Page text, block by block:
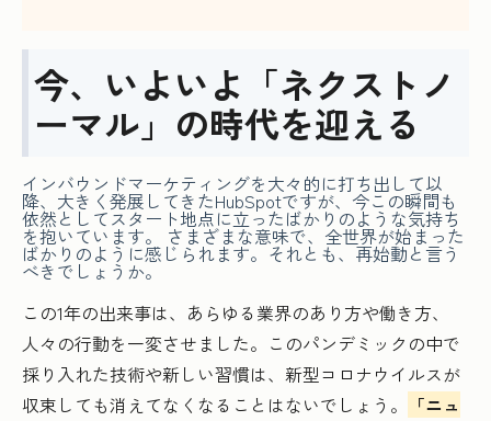
今、いよいよ「ネクストノ
ーマル」の時代を迎える
インバウンドマーケティングを大々的に打ち出して以
降、大きく発展してきたHubSpotですが、今この瞬間も
依然としてスタート地点に立ったばかりのような気持ち
を抱いています。 さまざまな意味で、全世界が始まった
ばかりのように感じられます。それとも、再始動と言う
べきでしょうか。
この1年の出来事は、あらゆる業界のあり方や働き方、
人々の行動を一変させました。このパンデミックの中で
採り入れた技術や新しい習慣は、新型コロナウイルスが
収束しても消えてなくなることはないでしょう。
「ニュ